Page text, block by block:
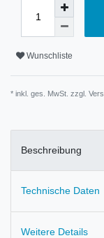
Wunschliste
* inkl. ges. MwSt. zzgl.
Beschreibung
Technische Daten
Weitere Details